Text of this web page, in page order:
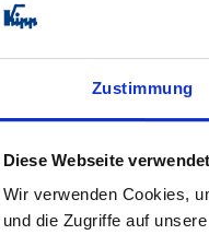
Zustimmung
Diese Webseite
Wir verwenden Cookies,
und die Zugriffe auf
12,1
30,1
Verfügbarkeiten werden in
Form